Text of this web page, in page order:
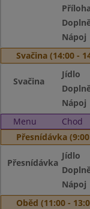
Nápoj
Svačina (14:00 -
Svačina
Jídlo
Nápoj
Menu
Chod
Přesnídávka
Přesnídávka
Jídlo
Nápoj
Oběd (11:00 -